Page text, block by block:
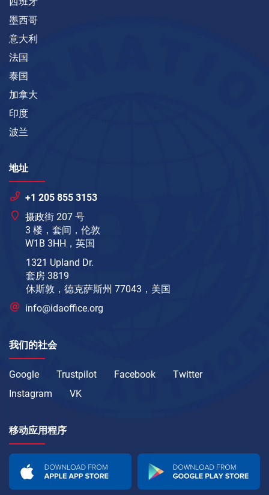
墨西哥
意大利
法国
泰国
加拿大
印度
波兰
地址
+1 205 855 3153
摄政街 207 号
3 楼，套间，伦敦
W1B 3HH，英国
1321 Upland Dr.
套房 3819
休斯敦，德克萨斯州 77043，美国
info@idaoffice.org
我们的社会
Google Trustpilot Facebook
Twitter
Instagram
VK
移动应用程序